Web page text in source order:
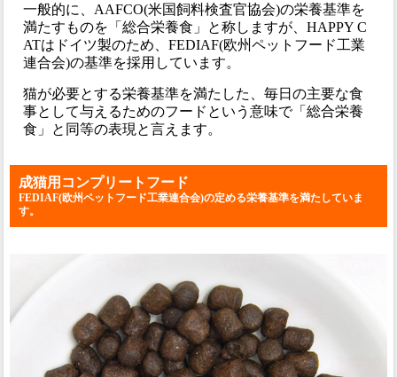
一般的に、AAFCO(米国飼料検査官協会)の栄養基準を
満たすものを「総合栄養食」と称しますが、HAPPY C
ATはドイツ製のため、FEDIAF(欧州ペットフード工業
連合会)の基準を採用しています。
猫が必要とする栄養基準を満たした、毎日の主要な食
事として与えるためのフードという意味で「総合栄養
食」と同等の表現と言えます。
成猫用コンプリートフード
FEDIAF(欧州ペットフード工業連合会)の定める栄養基準を満たしていま
す。